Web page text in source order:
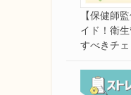
【保健師
イド！衛
すべきチ